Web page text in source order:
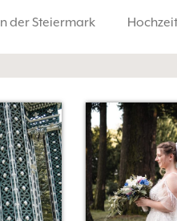
der Steiermark